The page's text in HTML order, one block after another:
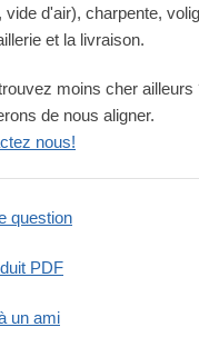
vide d'air), charpente,
et la livraison.
moins cher ailleurs
de nous aligner.
nous!
question
PDF
un ami